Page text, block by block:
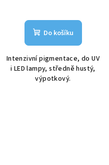
Do košíku
Intenzivní pigmentace, do UV
i LED lampy, středně hustý,
výpotkový.